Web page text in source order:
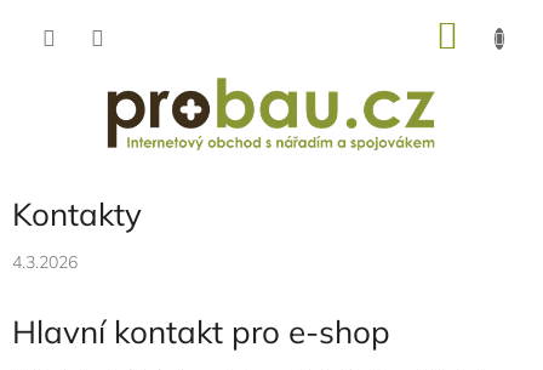
Kontakty
4.3.2026
Hlavní kontakt pro e-shop